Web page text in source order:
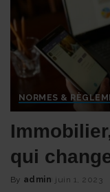
NORMES &
qui
Posted
By admin juin 1, 2023